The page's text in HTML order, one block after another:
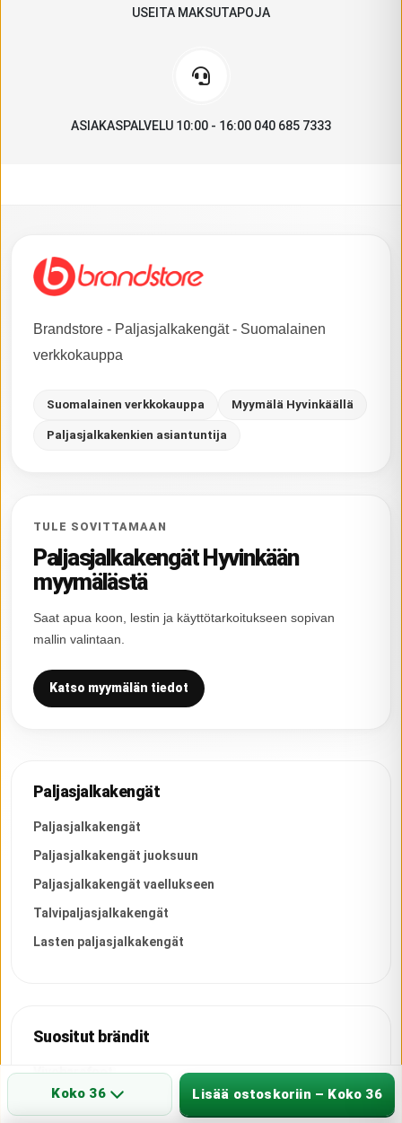
Koko 36 Lisää ostoskoriin – Koko 36
USEITA MAKSUTAPOJA
ASIAKASPALVELU 10:00 - 16:00 040 685 7333
Brandstore - Paljasjalkakengät - Suomalainen
verkkokauppa
Suomalainen verkkokauppa Myymälä Hyvinkäällä
Paljasjalkakenkien asiantuntija
TULE SOVITTAMAAN
Paljasjalkakengät Hyvinkään
myymälästä
Saat apua koon, lestin ja käyttötarkoitukseen sopivan
mallin valintaan.
Katso myymälän tiedot
Paljasjalkakengät
Paljasjalkakengät
Paljasjalkakengät juoksuun
Paljasjalkakengät vaellukseen
Talvipaljasjalkakengät
Lasten paljasjalkakengät
Suositut brändit
Vivobarefoot
Be Lenka